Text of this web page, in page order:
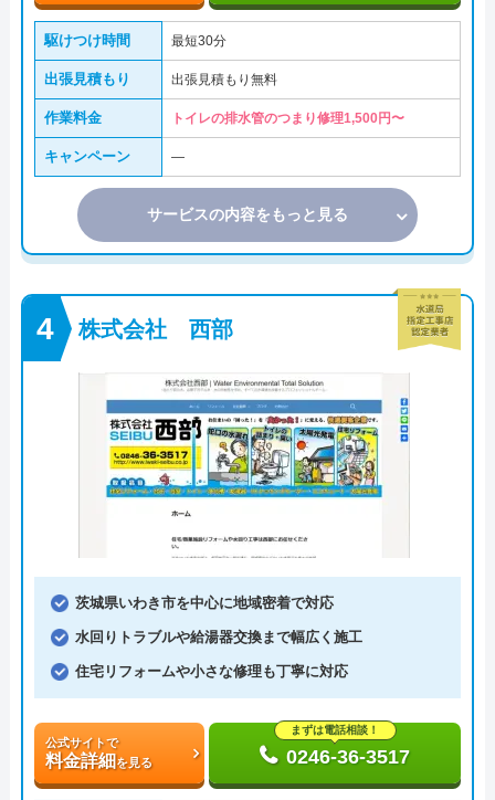
駆けつけ時間 最短30分
出張見積もり 出張見積もり無料
作業料金 トイレの排水管のつまり修理1,500円〜
キャンペーン ―
サービスの内容をもっと見る
株式会社 西部
茨城県いわき市を中心に地域密着で対応
水回りトラブルや給湯器交換まで幅広く施工
住宅リフォームや小さな修理も丁寧に対応
公式サイトで
料金詳細を見る
まずは電話相談！
0246-36-3517